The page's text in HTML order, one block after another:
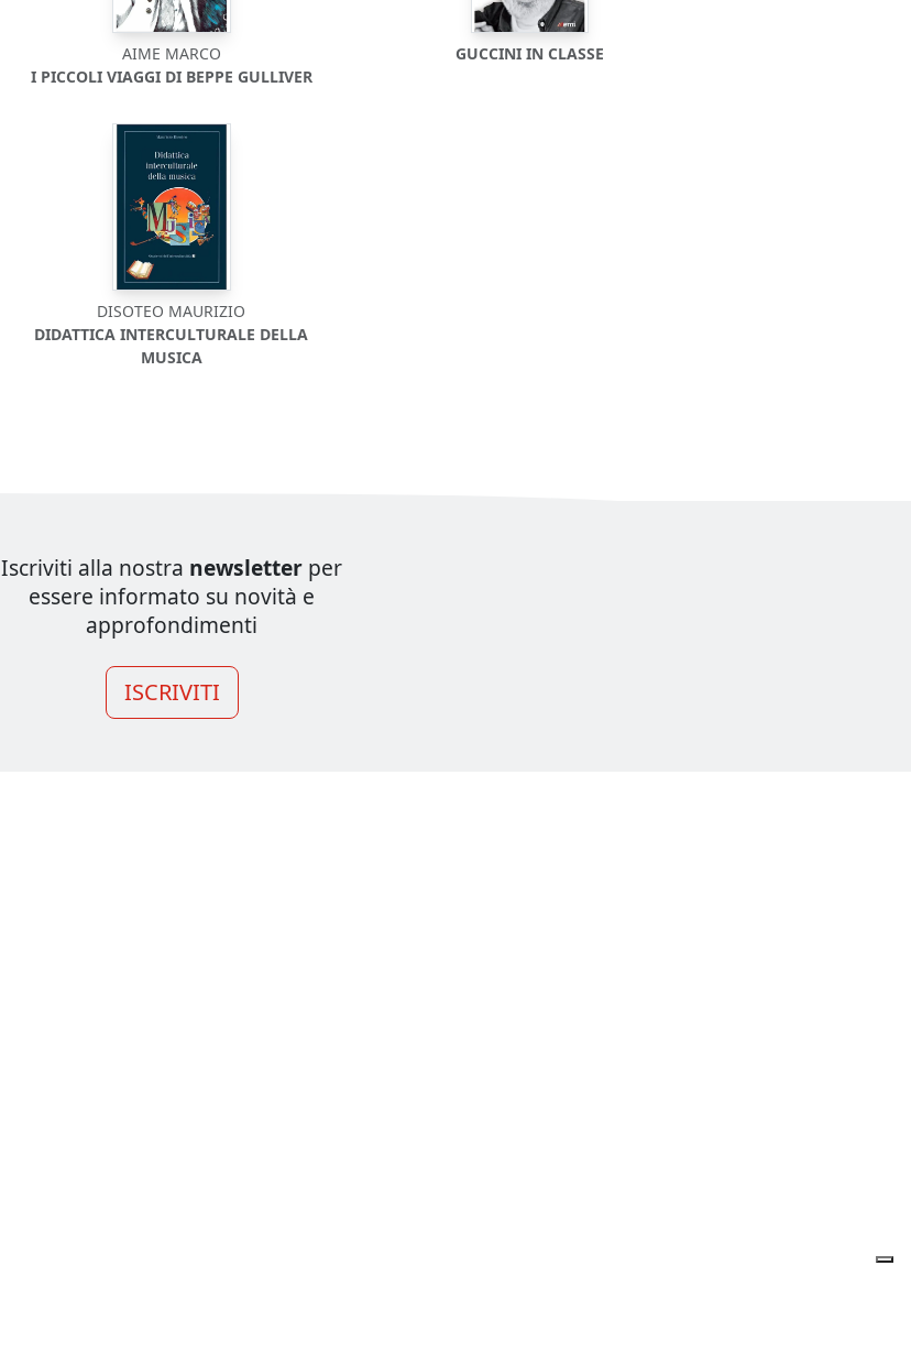
AIME MARCO
I PICCOLI VIAGGI DI BEPPE GULLIVER
GUCCINI IN CLASSE
DISOTEO MAURIZIO
DIDATTICA INTERCULTURALE DELLA
MUSICA
Iscriviti alla nostra newsletter per
essere informato su novità e
approfondimenti
ISCRIVITI